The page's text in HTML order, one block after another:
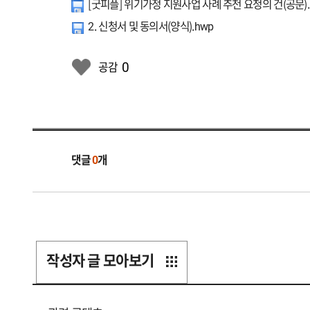
[굿피플] 위기가정 지원사업 사례 추천 요청의 건(공문
2. 신청서 및 동의서(양식).hwp
공감 0
댓글0개
작성자 글 모아보기